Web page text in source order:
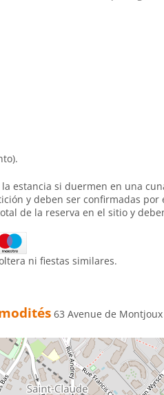
estancia si duermen en una
y deben ser confirmadas por
de la reserva en el sitio y
ni fiestas similares.
63 Avenue de Montjoux